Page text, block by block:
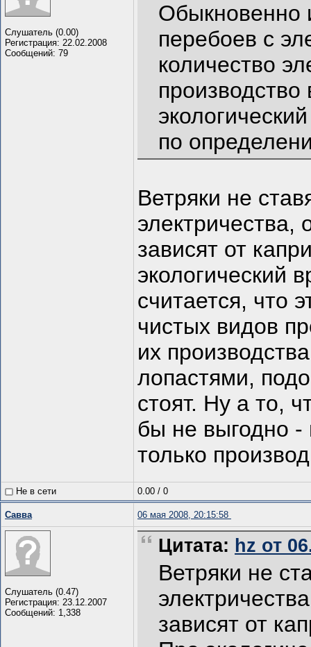
Слушатель (0.00)
Регистрация: 22.02.2008
Сообщений: 79
Обыкновенно
перебоев с
количество
по
Ветряки не
зависят от
экологический
считается, что
чистых видов
их
лопастями,
стоят. Ну а то,
бы не выгодно -
только
Не в сети 0.00 / 0
Савва 06 мая 2008, 20:15:58
Слушатель (0.47)
Регистрация: 23.12.2007
Сообщений: 1,338
Цитата: hz от
Ветряки не
зависят от